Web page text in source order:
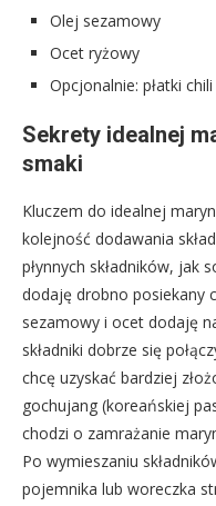
Olej sezamowy
Ocet ryżowy
Opcjonalnie: płatki
Sekrety idealnej
smaki
Kluczem do idealnej
kolejność dodawania
płynnych składników, jak
dodaję drobno posiekany
sezamowy i ocet dodaję
składniki dobrze się
chcę uzyskać bardziej
gochujang (koreańskiej
chodzi o zamrażanie
Po wymieszaniu
pojemnika lub woreczka